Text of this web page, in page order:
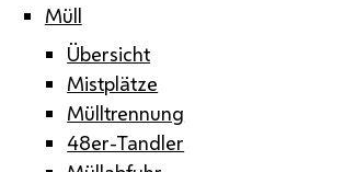
Müll
Übersicht
Mistplätze
Mülltrennung
48er-Tandler